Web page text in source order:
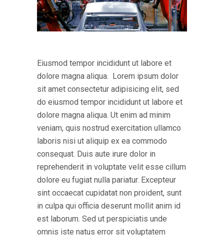
Eiusmod tempor incididunt ut labore et
dolore magna aliqua. Lorem ipsum dolor
sit amet consectetur adipisicing elit, sed
do eiusmod tempor incididunt ut labore et
dolore magna aliqua. Ut enim ad minim
veniam, quis nostrud exercitation ullamco
laboris nisi ut aliquip ex ea commodo
consequat. Duis aute irure dolor in
reprehenderit in voluptate velit esse cillum
dolore eu fugiat nulla pariatur. Excepteur
sint occaecat cupidatat non proident, sunt
in culpa qui officia deserunt mollit anim id
est laborum. Sed ut perspiciatis unde
omnis iste natus error sit voluptatem